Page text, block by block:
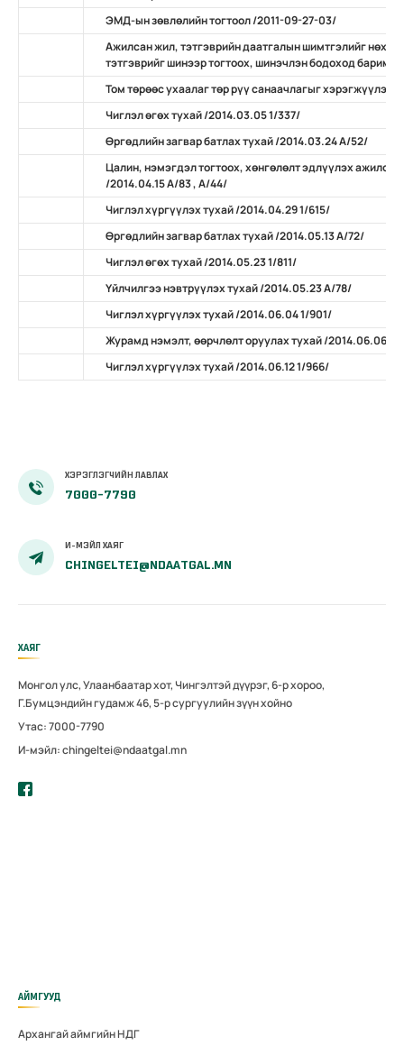
ЭМД-ын зөвлөлийн тогтоол /2011-09-27-03/
Ажилсан жил, тэтгэврийн даатгалын шимтгэлийг нөхөн
тэтгэврийг шинээр тогтоох, шинэчлэн бодоход
Том төрөөс ухаалаг төр рүү санаачлагыг хэрэгжүүлэх
Чиглэл өгөх тухай /2014.03.05 1/337/
Өргөдлийн загвар батлах тухай /2014.03.24 А/52/
Цалин, нэмэгдэл тогтоох, хөнгөлөлт эдлүүлэх
/2014.04.15 А/83 , А/44/
Чиглэл хүргүүлэх тухай /2014.04.29 1/615/
Өргөдлийн загвар батлах тухай /2014.05.13 А/72/
Чиглэл өгөх тухай /2014.05.23 1/811/
Үйлчилгээ нэвтрүүлэх тухай /2014.05.23 А/78/
Чиглэл хүргүүлэх тухай /2014.06.04 1/901/
Журамд нэмэлт, өөрчлөлт оруулах тухай /2014.06.06
Чиглэл хүргүүлэх тухай /2014.06.12 1/966/
ХЭРЭГЛЭГЧИЙН ЛАВЛАХ
7000-7790
И-МЭЙЛ ХАЯГ
CHINGELTEI@NDAATGAL.MN
ХАЯГ
Монгол улс, Улаанбаатар хот, Чингэлтэй дүүрэг, 6-р хороо,
Г.Бумцэндийн гудамж 46, 5-р сургуулийн зүүн хойно
Утас: 7000-7790
И-мэйл: chingeltei@ndaatgal.mn
АЙМГУУД
Архангай аймгийн НДГ